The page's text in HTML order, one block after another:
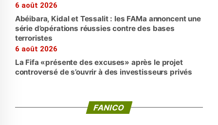
6 août 2026
Abéibara, Kidal et Tessalit : les FAMa annoncent une
série d’opérations réussies contre des bases
terroristes
6 août 2026
La Fifa «présente des excuses» après le projet
controversé de s’ouvrir à des investisseurs privés
FANICO